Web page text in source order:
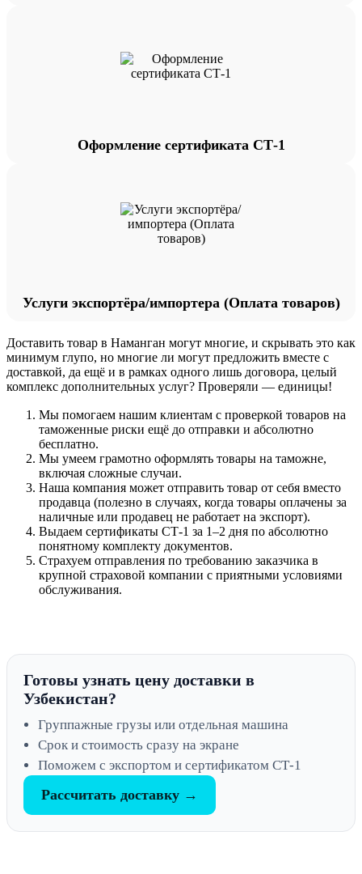
Оформление сертификата СТ-1
Услуги экспортёра/импортера (Оплата товаров)
Доставить товар в Наманган могут многие, и скрывать это как
минимум глупо, но многие ли могут предложить вместе с
доставкой, да ещё и в рамках одного лишь договора, целый
комплекс дополнительных услуг? Проверяли — единицы!
Мы помогаем нашим клиентам с проверкой товаров на
таможенные риски ещё до отправки и абсолютно
бесплатно.
Мы умеем грамотно оформлять товары на таможне,
включая сложные случаи.
Наша компания может отправить товар от себя вместо
продавца (полезно в случаях, когда товары оплачены за
наличные или продавец не работает на экспорт).
Выдаем сертификаты СТ-1 за 1–2 дня по абсолютно
понятному комплекту документов.
Страхуем отправления по требованию заказчика в
крупной страховой компании с приятными условиями
обслуживания.
Готовы узнать цену доставки в
Узбекистан?
Группажные грузы или отдельная машина
Срок и стоимость сразу на экране
Поможем с экспортом и сертификатом СТ-1
Рассчитать доставку →